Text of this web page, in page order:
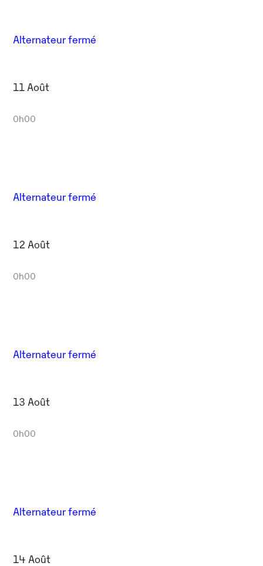
Alternateur fermé
11 Août
0h00
Alternateur fermé
12 Août
0h00
Alternateur fermé
13 Août
0h00
Alternateur fermé
14 Août